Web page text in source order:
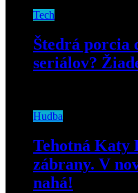
Tech
Štedrá porcia
seriálov?
Hudba
Tehotná Katy
zábrany. V
nahá!